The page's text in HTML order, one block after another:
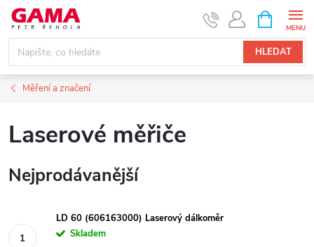
Přejít
obsah
HLEDAT
NÁKUPNÍ
KOŠÍK
Měření a značení
Laserové měřiče
Nejprodávanější
LD 60 (606163000) Laserový dálkoměr
Skladem